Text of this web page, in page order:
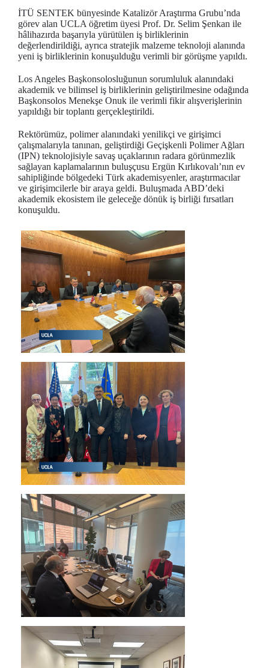
İTÜ SENTEK bünyesinde Katalizör Araştırma Grubu’nda
görev alan UCLA öğretim üyesi Prof. Dr. Selim Şenkan ile
hâlihazırda başarıyla yürütülen iş birliklerinin
değerlendirildiği, ayrıca stratejik malzeme teknoloji alanında
yeni iş birliklerinin konuşulduğu verimli bir görüşme yapıldı.
Los Angeles Başkonsolosluğunun sorumluluk alanındaki
akademik ve bilimsel iş birliklerinin geliştirilmesine odağında
Başkonsolos Menekşe Onuk ile verimli fikir alışverişlerinin
yapıldığı bir toplantı gerçekleştirildi.
Rektörümüz, polimer alanındaki yenilikçi ve girişimci
çalışmalarıyla tanınan, geliştirdiği Geçişkenli Polimer Ağları
(IPN) teknolojisiyle savaş uçaklarının radara görünmezlik
sağlayan kaplamalarının buluşçusu Ergün Kırlıkovalı’nın ev
sahipliğinde bölgedeki Türk akademisyenler, araştırmacılar
ve girişimcilerle bir araya geldi. Buluşmada ABD’deki
akademik ekosistem ile geleceğe dönük iş birliği fırsatları
konuşuldu.